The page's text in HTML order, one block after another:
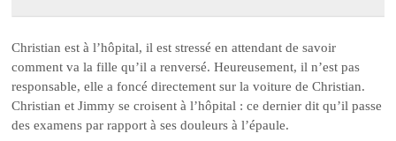
Christian est à l’hôpital, il est stressé en attendant de savoir
comment va la fille qu’il a renversé. Heureusement, il n’est pas
responsable, elle a foncé directement sur la voiture de Christian.
Christian et Jimmy se croisent à l’hôpital : ce dernier dit qu’il passe
des examens par rapport à ses douleurs à l’épaule.